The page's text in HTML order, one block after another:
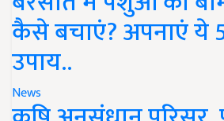
कैसे बचाएं? अपनाएं ये
उपाय..
News